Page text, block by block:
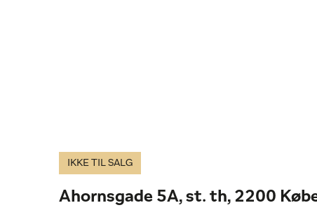
IKKE TIL SALG
Ahornsgade 5A, st. th, 2200